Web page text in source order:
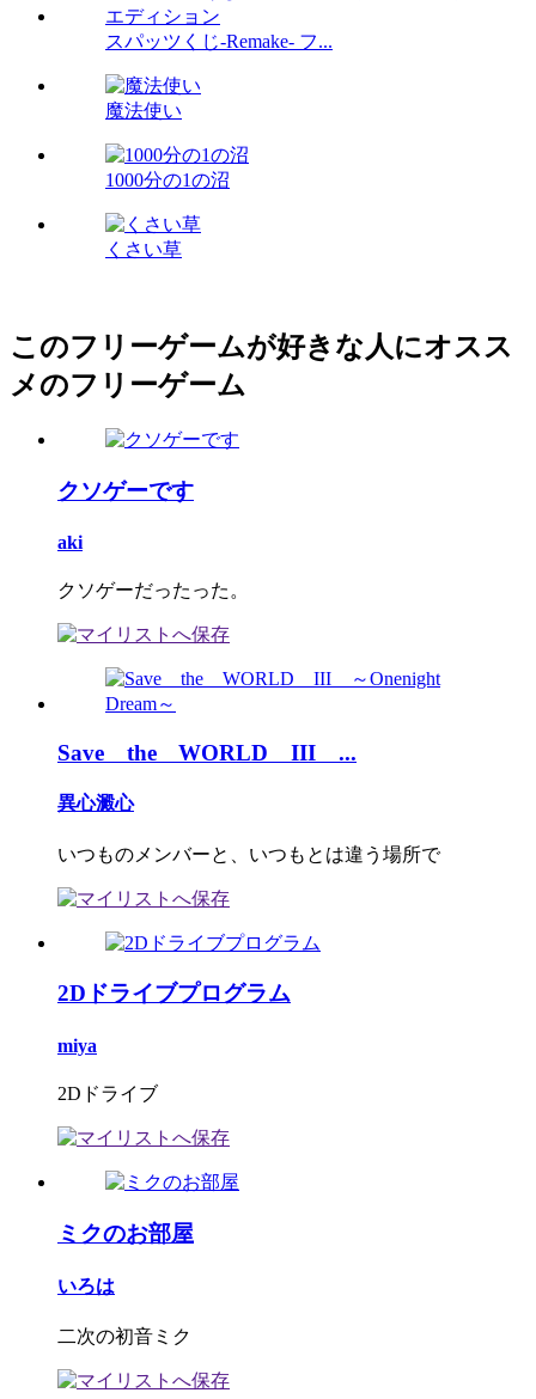
スパッツくじ-Remake- フ...
魔法使い
1000分の1の沼
くさい草
このフリーゲームが好きな人にオスス
メのフリーゲーム
クソゲーです
aki
クソゲーだったった。
Save the WORLD III ...
異心澱心
いつものメンバーと、いつもとは違う場所で
2Dドライブプログラム
miya
2Dドライブ
ミクのお部屋
いろは
二次の初音ミク